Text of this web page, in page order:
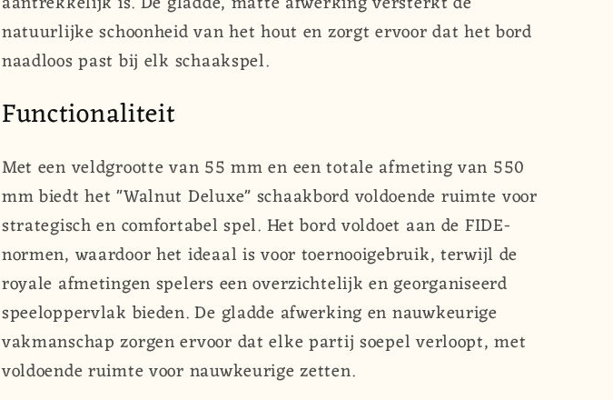
natuurlijke schoonheid van het hout en zorgt ervoor dat het bord
naadloos past bij elk schaakspel.
Functionaliteit
Met een veldgrootte van 55 mm en een totale afmeting van 550
mm biedt het "Walnut Deluxe" schaakbord voldoende ruimte voor
strategisch en comfortabel spel. Het bord voldoet aan de FIDE-
normen, waardoor het ideaal is voor toernooigebruik, terwijl de
royale afmetingen spelers een overzichtelijk en georganiseerd
speeloppervlak bieden. De gladde afwerking en nauwkeurige
vakmanschap zorgen ervoor dat elke partij soepel verloopt, met
voldoende ruimte voor nauwkeurige zetten.